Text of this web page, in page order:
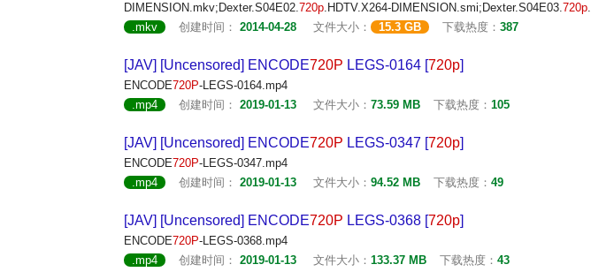
DIMENSION.mkv;Dexter.S04E02.720p.HDTV.X264-DIMENSION.smi;Dexter.S04E03.720p
.mkv
创建时间： 2014-04-28 文件大小： 15.3 GB 下载热度： 387
[JAV] [Uncensored] ENCODE720P LEGS-0164 [720p]
ENCODE720P-LEGS-0164.mp4
.mp4
创建时间： 2019-01-13 文件大小： 73.59 MB 下载热度： 105
[JAV] [Uncensored] ENCODE720P LEGS-0347 [720p]
ENCODE720P-LEGS-0347.mp4
.mp4
创建时间： 2019-01-13 文件大小： 94.52 MB 下载热度： 49
[JAV] [Uncensored] ENCODE720P LEGS-0368 [720p]
ENCODE720P-LEGS-0368.mp4
.mp4
创建时间： 2019-01-13 文件大小： 133.37 MB 下载热度： 43